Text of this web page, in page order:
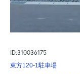
ID:310036175
東方120-1駐車場